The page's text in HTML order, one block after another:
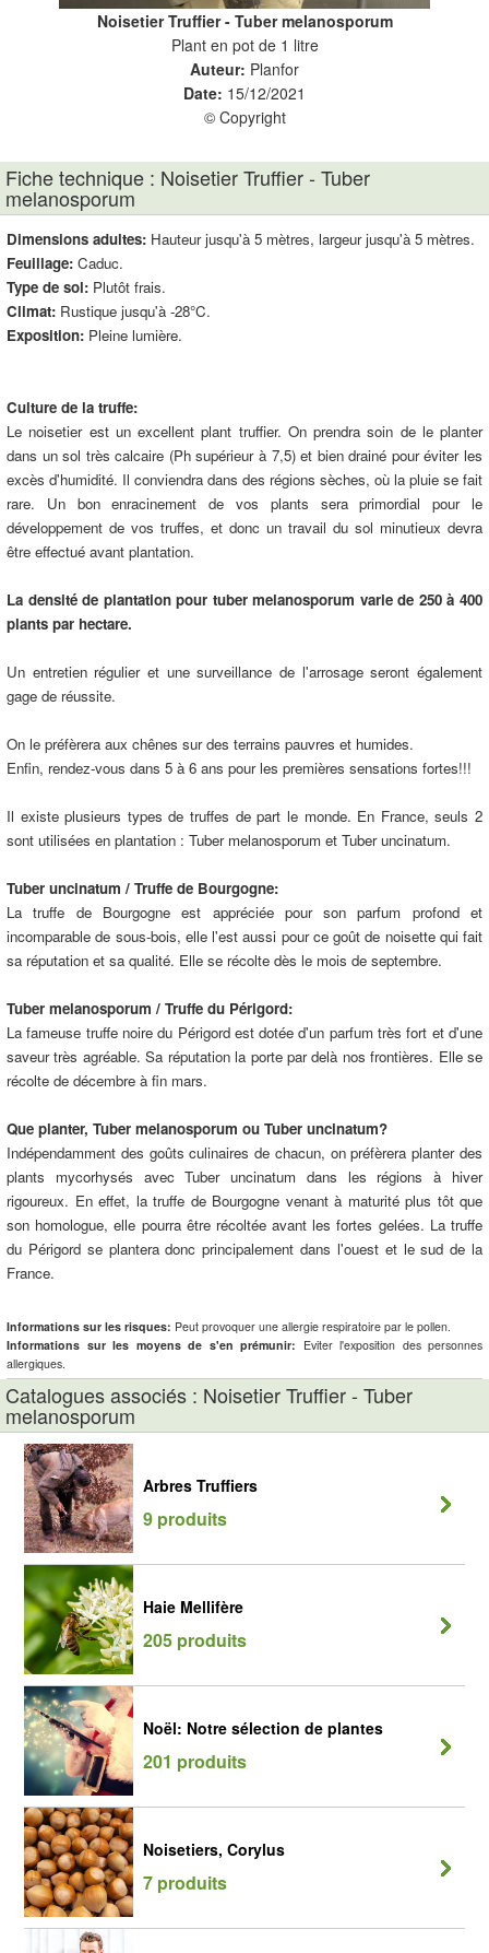
Noisetier Truffier - Tuber melanosporum
Plant en pot de 1 litre
Auteur: Planfor
Date: 15/12/2021
© Copyright
Fiche technique : Noisetier Truffier - Tuber
melanosporum
Dimensions adultes: Hauteur jusqu'à 5 mètres, largeur jusqu'à 5 mètres.
Feuillage: Caduc.
Type de sol: Plutôt frais.
Climat: Rustique jusqu'à -28°C.
Exposition: Pleine lumière.
Culture de la truffe:
Le noisetier est un excellent plant truffier. On prendra soin de le planter
dans un sol très calcaire (Ph supérieur à 7,5) et bien drainé pour éviter les
excès d'humidité. Il conviendra dans des régions sèches, où la pluie se fait
rare. Un bon enracinement de vos plants sera primordial pour le
développement de vos truffes, et donc un travail du sol minutieux devra
être effectué avant plantation.
La densité de plantation pour tuber melanosporum varie de 250 à 400
plants par hectare.
Un entretien régulier et une surveillance de l'arrosage seront également
gage de réussite.
On le préfèrera aux chênes sur des terrains pauvres et humides.
Enfin, rendez-vous dans 5 à 6 ans pour les premières sensations fortes!!!
Il existe plusieurs types de truffes de part le monde. En France, seuls 2
sont utilisées en plantation : Tuber melanosporum et Tuber uncinatum.
Tuber uncinatum / Truffe de Bourgogne:
La truffe de Bourgogne est appréciée pour son parfum profond et
incomparable de sous-bois, elle l'est aussi pour ce goût de noisette qui fait
sa réputation et sa qualité. Elle se récolte dès le mois de septembre.
Tuber melanosporum / Truffe du Périgord:
La fameuse truffe noire du Périgord est dotée d'un parfum très fort et d'une
saveur très agréable. Sa réputation la porte par delà nos frontières. Elle se
récolte de décembre à fin mars.
Que planter, Tuber melanosporum ou Tuber uncinatum?
Indépendamment des goûts culinaires de chacun, on préfèrera planter des
plants mycorhysés avec Tuber uncinatum dans les régions à hiver
rigoureux. En effet, la truffe de Bourgogne venant à maturité plus tôt que
son homologue, elle pourra être récoltée avant les fortes gelées. La truffe
du Périgord se plantera donc principalement dans l'ouest et le sud de la
France.
Informations sur les risques: Peut provoquer une allergie respiratoire par le pollen.
Informations sur les moyens de s'en prémunir: Eviter l'exposition des personnes
allergiques.
Catalogues associés : Noisetier Truffier - Tuber
melanosporum
Arbres Truffiers
9 produits
Haie Mellifère
205 produits
Noël: Notre sélection de plantes
201 produits
Noisetiers, Corylus
7 produits